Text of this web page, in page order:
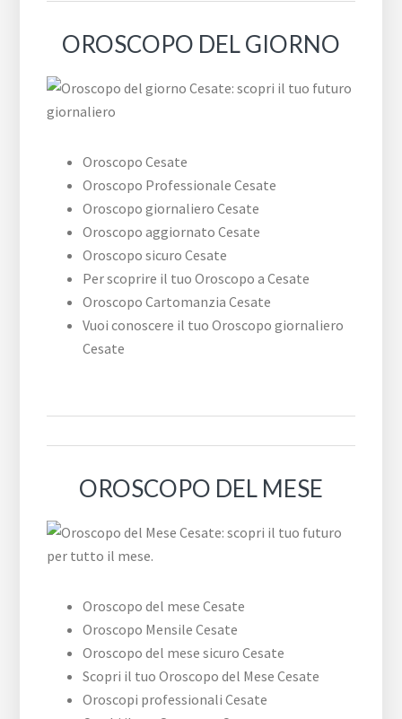
OROSCOPO DEL GIORNO
Oroscopo Cesate
Oroscopo Professionale Cesate
Oroscopo giornaliero Cesate
Oroscopo aggiornato Cesate
Oroscopo sicuro Cesate
Per scoprire il tuo Oroscopo a Cesate
Oroscopo Cartomanzia Cesate
Vuoi conoscere il tuo Oroscopo giornaliero
Cesate
OROSCOPO DEL MESE
Oroscopo del mese Cesate
Oroscopo Mensile Cesate
Oroscopo del mese sicuro Cesate
Scopri il tuo Oroscopo del Mese Cesate
Oroscopi professionali Cesate